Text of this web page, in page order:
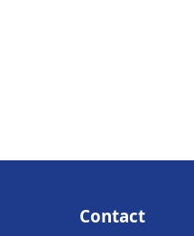
Contact